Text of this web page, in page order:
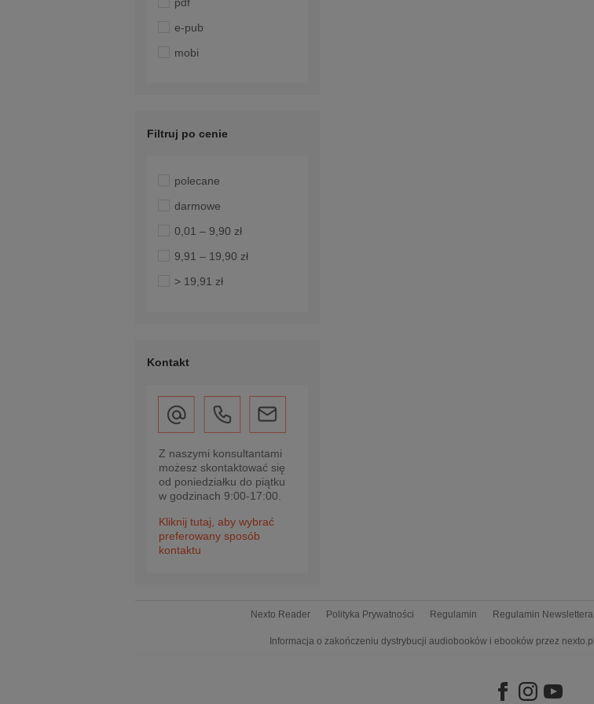
e-pub
mobi
Filtruj po cenie
polecane
darmowe
0,01 – 9,90 zł
9,91 – 19,90 zł
> 19,91 zł
Kontakt
Z naszymi konsultantami
możesz skontaktować się
od poniedziałku do piątku
w godzinach 9:00-17:00.
Kliknij tutaj, aby wybrać
preferowany sposób
kontaktu
Nexto Reader Polityka Prywatności Regulamin Regulamin Newslettera
Informacja o zakończeniu dystrybucji audiobooków i ebooków przez nexto.pl